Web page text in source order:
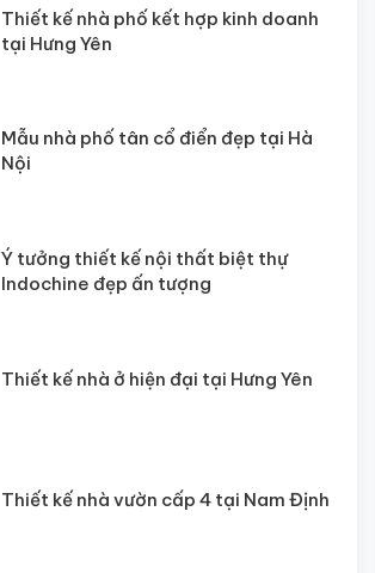
Thiết kế nhà phố kết hợp kinh doanh
tại Hưng Yên
Mẫu nhà phố tân cổ điển đẹp tại Hà
Nội
Ý tưởng thiết kế nội thất biệt thự
Indochine đẹp ấn tượng
Thiết kế nhà ở hiện đại tại Hưng Yên
Thiết kế nhà vườn cấp 4 tại Nam Định